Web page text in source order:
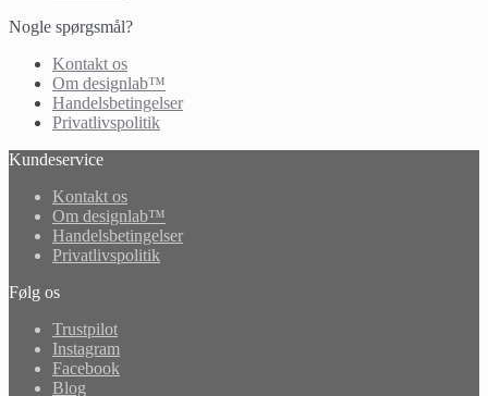
Nogle spørgsmål?
Kontakt os
Om designlab™
Handelsbetingelser
Privatlivspolitik
Kundeservice
Kontakt os
Om designlab™
Handelsbetingelser
Privatlivspolitik
Følg os
Trustpilot
Instagram
Facebook
Blog